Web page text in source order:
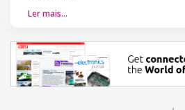
Ler mais…